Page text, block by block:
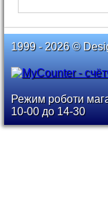
1999 - 2026 ©
Режим роботи
10-00 до 14-30